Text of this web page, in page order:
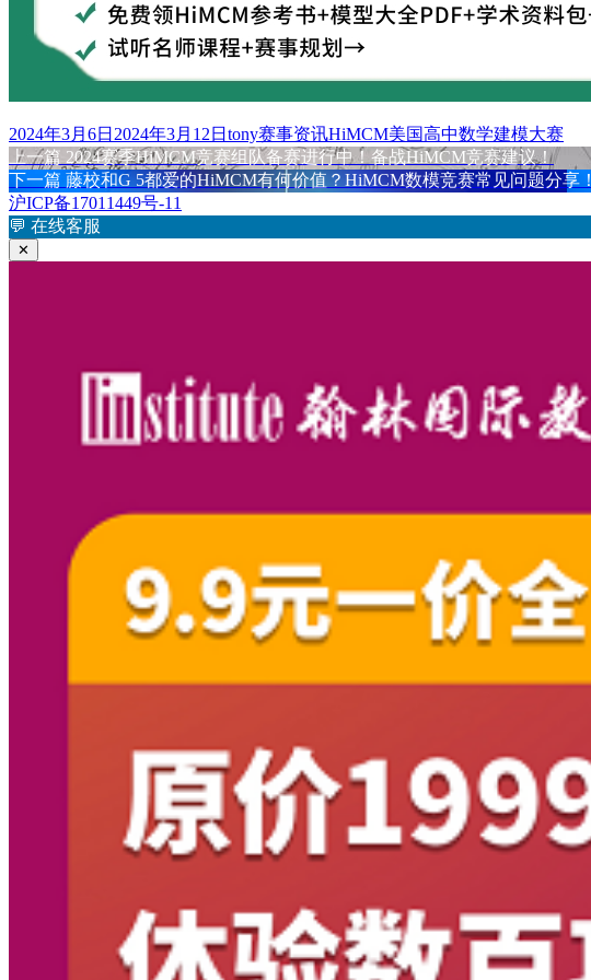
发
布
于
2024年3月6日 2024年3月12日 作
者
tony分
类
赛事资讯标
签
HiMCM美国高中数学建模大赛
文
章
导
航
上一篇 上
篇
文
章：
2024赛季HiMCM竞赛组队备赛进行中！备战HiMCM竞赛建议！
下一篇 下
篇
文
藤校和G 5都爱的HiMCM有何价值？HiMCM数模竞赛常见问题分享！
沪ICP备17011449号-11
💬 在线客服
✕